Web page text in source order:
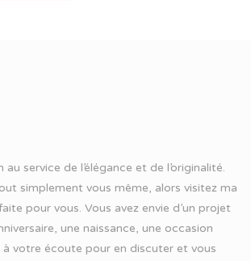
au service de l’élégance et de l’originalité.
simplement vous même, alors visitez ma
pour vous. Vous avez envie d’un projet
une naissance, une occasion
à votre écoute pour en discuter et vous